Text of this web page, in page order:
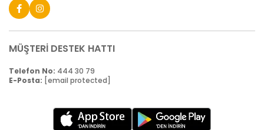
MÜŞTERİ DESTEK HATTI
Telefon No: 444 30 79
E-Posta: [email protected]